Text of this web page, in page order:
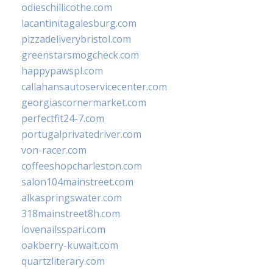
odieschillicothe.com
lacantinitagalesburg.com
pizzadeliverybristol.com
greenstarsmogcheck.com
happypawspl.com
callahansautoservicecenter.com
georgiascornermarket.com
perfectfit24-7.com
portugalprivatedriver.com
von-racer.com
coffeeshopcharleston.com
salon104mainstreet.com
alkaspringswater.com
318mainstreet8h.com
lovenailsspari.com
oakberry-kuwait.com
quartzliterary.com